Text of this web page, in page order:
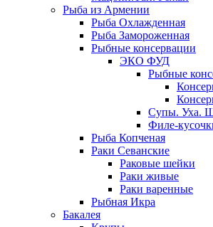
Рыба из Армении
Рыба Охлажденная
Рыба Замороженная
Рыбные консервации
ЭКО ФУД
Рыбные
Супы. Уха.
Филе-
Рыба Копченая
Раки Севанские
Раковые шейки
Раки живые
Раки варенные
Рыбная Икра
Бакалея